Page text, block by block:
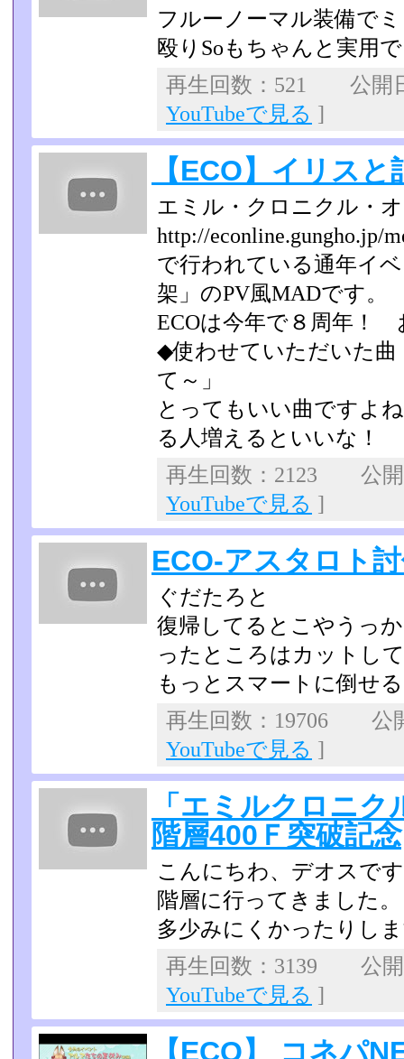
フルーノーマル装備で
殴りSoもちゃんと実用
再生回数：521 公開
YouTubeで見る ]
【ECO】イリス
エミル・クロニクル・
http://econline.gungho.jp/
で行われている通年イ
架」のPV風MADです。
ECOは今年で８周年！
◆使わせていただいた曲
て～」
とってもいい曲ですよ
る人増えるといいな！
再生回数：2123 公
YouTubeで見る ]
ECO-アスタロト
ぐだたろと
復帰してるとこやうっ
ったところはカットし
もっとスマートに倒せ
再生回数：19706 公
YouTubeで見る ]
「エミルクロニ
階層400Ｆ突破記
こんにちわ、デオスで
階層に行ってきました。
多少みにくかったりし
再生回数：3139 公
YouTubeで見る ]
【ECO】 コネパ